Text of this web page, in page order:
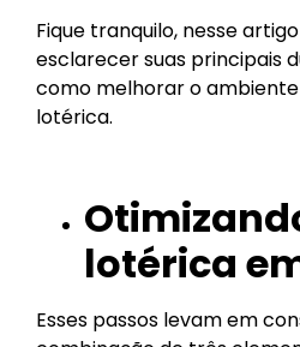
Fique tranquilo, nesse
esclarecer suas principais
como melhorar o
lotérica.
lotérica
Esses passos levam em